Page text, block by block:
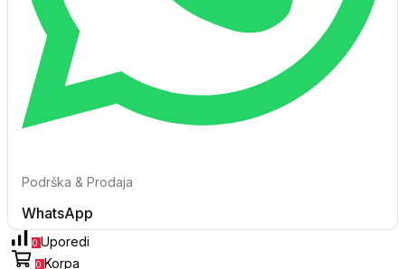
Podrška & Prodaja
WhatsApp
0 Uporedi
0 Korpa